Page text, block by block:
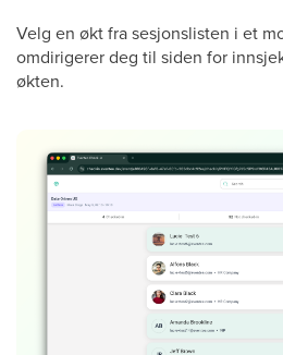
Velg en økt fra sesjonslisten i et
omdirigerer deg til siden for
økten.